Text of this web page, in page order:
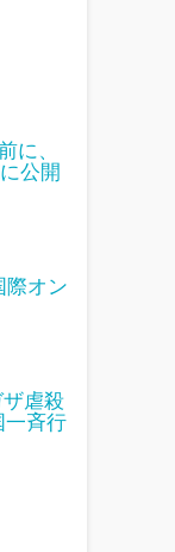
に、
公開
際オン
ザ虐殺
一斉行